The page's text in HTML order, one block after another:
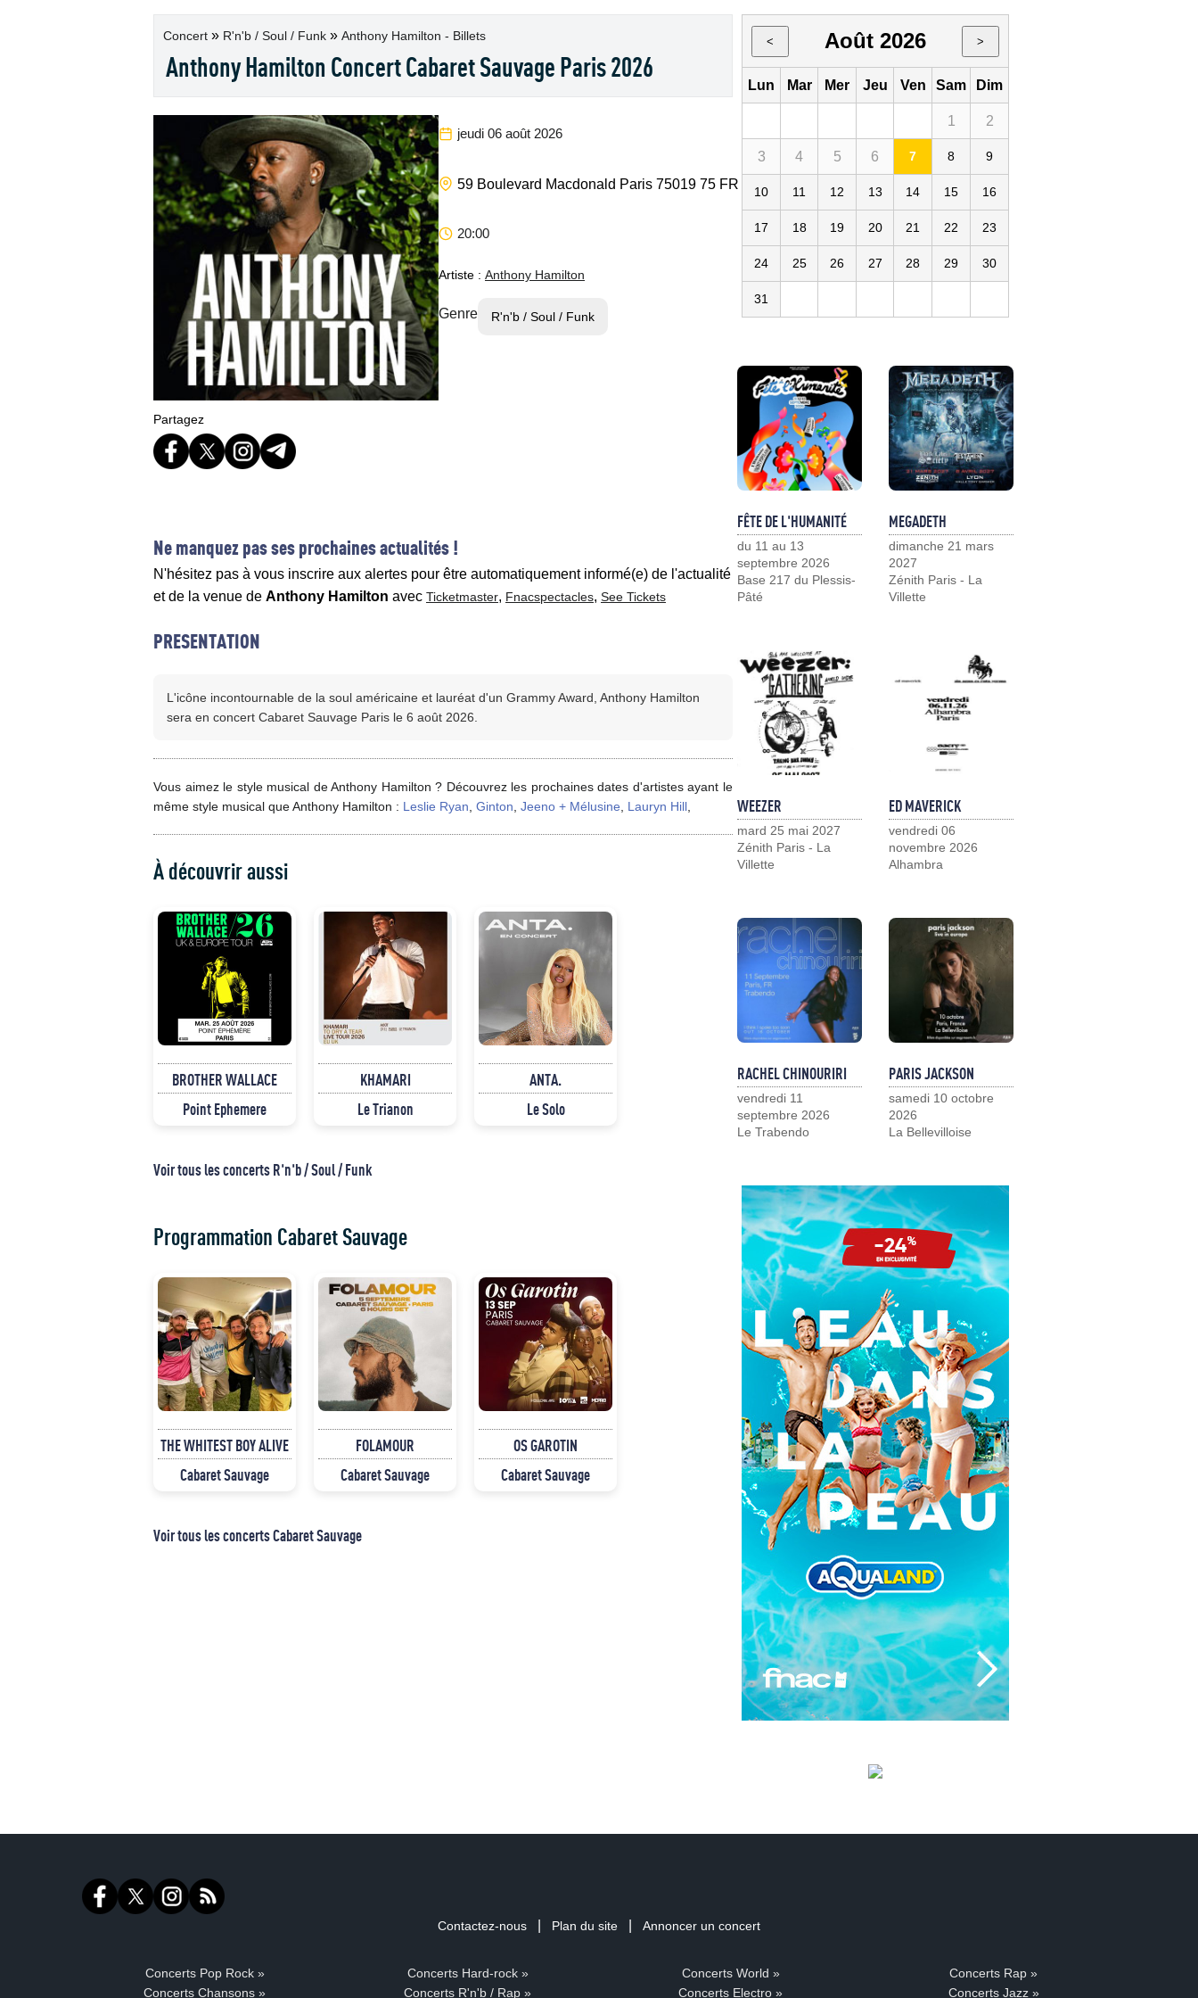
Concert » R'n'b / Soul / Funk » Anthony Hamilton - Billets
Anthony Hamilton Concert Cabaret Sauvage Paris 2026
jeudi 06 août 2026
59 Boulevard Macdonald Paris 75019 75 FR Cabaret Sauvage
20:00
Artiste : Anthony Hamilton
Genre R'n'b / Soul / Funk
Partagez
Ne manquez pas ses prochaines actualités !
N'hésitez pas à vous inscrire aux alertes pour être automatiquement informé(e) de l'actualité
et de la venue de Anthony Hamilton avec Ticketmaster, Fnacspectacles, See Tickets
PRESENTATION
L'icône incontournable de la soul américaine et lauréat d'un Grammy Award, Anthony Hamilton
sera en concert Cabaret Sauvage Paris le 6 août 2026.
Vous aimez le style musical de Anthony Hamilton ? Découvrez les prochaines dates d'artistes ayant le
même style musical que Anthony Hamilton : Leslie Ryan Ginton Jeeno + Mélusine Lauryn Hill
À découvrir aussi
BROTHER WALLACE
Point Ephemere
KHAMARI
Le Trianon
ANTA.
Le Solo
Voir tous les concerts R'n'b / Soul / Funk
Programmation Cabaret Sauvage
THE WHITEST BOY ALIVE
Cabaret Sauvage
FOLAMOUR
Cabaret Sauvage
OS GAROTIN
Cabaret Sauvage
Voir tous les concerts Cabaret Sauvage
< Août 2026 >
Lun Mar Mer Jeu Ven Sam Dim
1 2
3 4 5 6 7 8 9
10 11 12 13 14 15 16
17 18 19 20 21 22 23
24 25 26 27 28 29 30
31
FÊTE DE L'HUMANITÉ
du 11 au 13
septembre 2026
Base 217 du Plessis-
Pâté
MEGADETH
dimanche 21 mars
2027
Zénith Paris - La
Villette
WEEZER
mard 25 mai 2027
Zénith Paris - La
Villette
ED MAVERICK
vendredi 06
novembre 2026
Alhambra
RACHEL CHINOURIRI
vendredi 11
septembre 2026
Le Trabendo
PARIS JACKSON
samedi 10 octobre
2026
La Bellevilloise
Contactez-nous Plan du site Annoncer un concert
Concerts Pop Rock »
Concerts Chansons »
Concerts Hard-rock »
Concerts R'n'b / Rap »
Concerts World »
Concerts Electro »
Concerts Rap »
Concerts Jazz »